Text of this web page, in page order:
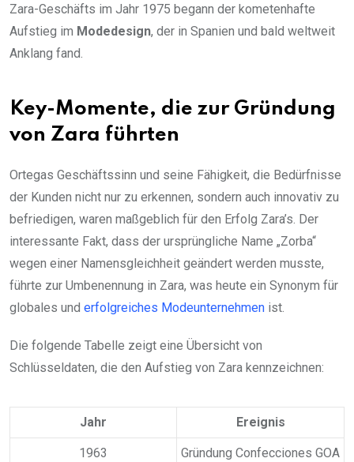
Zara-Geschäfts im Jahr 1975 begann der kometenhafte
Aufstieg im Modedesign, der in Spanien und bald weltweit
Anklang fand.
Key-Momente, die zur Gründung
von Zara führten
Ortegas Geschäftssinn und seine Fähigkeit, die Bedürfnisse
der Kunden nicht nur zu erkennen, sondern auch innovativ zu
befriedigen, waren maßgeblich für den Erfolg Zara’s. Der
interessante Fakt, dass der ursprüngliche Name „Zorba“
wegen einer Namensgleichheit geändert werden musste,
führte zur Umbenennung in Zara, was heute ein Synonym für
globales und erfolgreiches Modeunternehmen ist.
Die folgende Tabelle zeigt eine Übersicht von
Schlüsseldaten, die den Aufstieg von Zara kennzeichnen:
Jahr Ereignis
1963 Gründung Confecciones GOA